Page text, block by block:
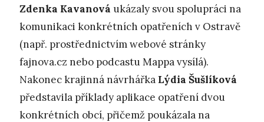
Zdenka Kavanová ukázaly svou spolupráci na
komunikaci konkrétních opatřeních v Ostravě
(např. prostřednictvím webové stránky
fajnova.cz nebo podcastu Mappa vysílá).
Nakonec krajinná návrhářka Lýdia Šušlíková
představila příklady aplikace opatření dvou
konkrétních obcí, přičemž poukázala na